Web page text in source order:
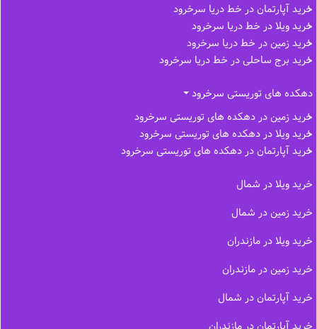
خرید آپارتمان در خط دریا سرخرود
خرید ویلا در خط دریا سرخرود
خرید زمین در خط دریا سرخرود
خرید برج ساحلی در خط‌ دریا سرخرود
دهکده های توریستی سرخرود
خرید زمین در دهکده های توریستی سرخرود
خرید ویلا در دهکده های توریستی سرخرود
خرید آپارتمان در دهکده های توریستی سرخرود
خرید ویلا در شمال
خرید زمین در شمال
خرید ویلا در مازندران
خرید زمین در مازندران
خرید آپارتمان در شمال